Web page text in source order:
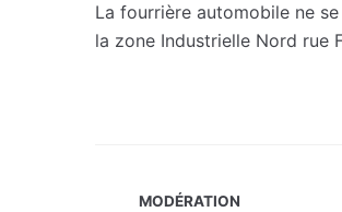
La fourrière automobile ne
la zone Industrielle Nord rue
MODÉRATION